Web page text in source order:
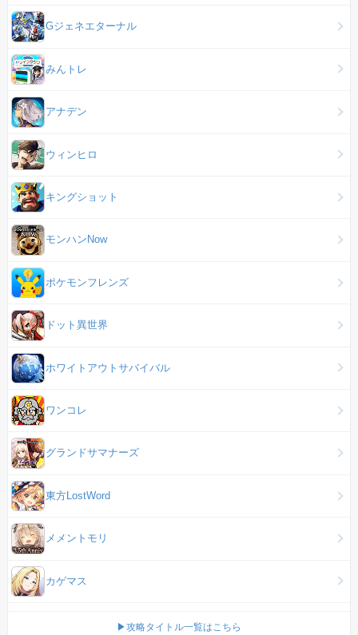
Gジェネエターナル
みんトレ
アナデン
ウィンヒロ
キングショット
モンハンNow
ポケモンフレンズ
ドット異世界
ホワイトアウトサバイバル
ワンコレ
グランドサマナーズ
東方LostWord
メメントモリ
カゲマス
▶攻略タイトル一覧はこちら